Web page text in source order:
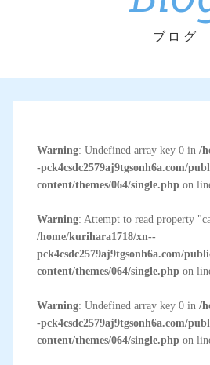
ブログ
Warning: Undefined array key 0 in /
-pck4csdc2579aj9tgsonh6a.com/
content/themes/064/single.phpon
Warning: Attempt to read property
/home/kurihara1718/xn--
pck4csdc2579aj9tgsonh6a.com/
content/themes/064/single.phpon
Warning: Undefined array key 0 in /
-pck4csdc2579aj9tgsonh6a.com/
content/themes/064/single.phpon